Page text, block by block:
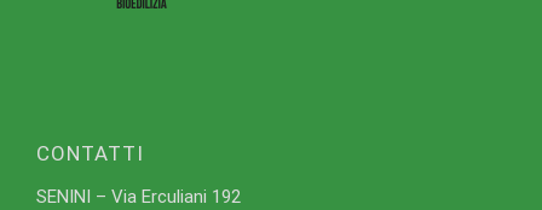
CONTATTI
SENINI – Via Erculiani 192